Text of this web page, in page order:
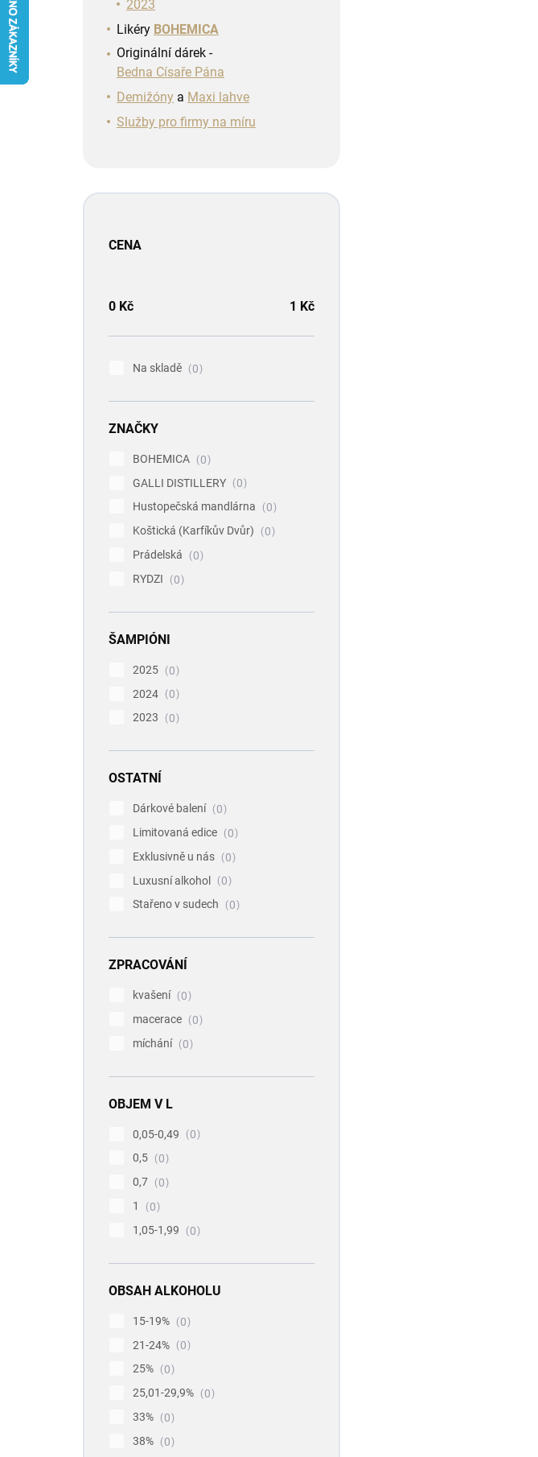
2023
Likéry BOHEMICA
Originální dárek -
Bedna Císaře Pána
Demižóny a Maxi lahve
Služby pro firmy na míru
CENA
0 Kč 1 Kč
Na skladě 0
ZNAČKY
BOHEMICA
0
GALLI DISTILLERY
0
Hustopečská mandlárna
0
Koštická (Karfíkův Dvůr)
0
Prádelská
0
RYDZI
0
ŠAMPIÓNI
2025
0
2024
0
2023
0
OSTATNÍ
Dárkové balení
0
Limitovaná edice
0
Exklusivně u nás
0
Luxusní alkohol
0
Stařeno v sudech
0
ZPRACOVÁNÍ
kvašení
0
macerace
0
míchání
0
OBJEM V L
0,05-0,49
0
0,5
0
0,7
0
1
0
1,05-1,99
0
OBSAH ALKOHOLU
15-19%
0
21-24%
0
25%
0
25,01-29,9%
0
33%
0
38%
0